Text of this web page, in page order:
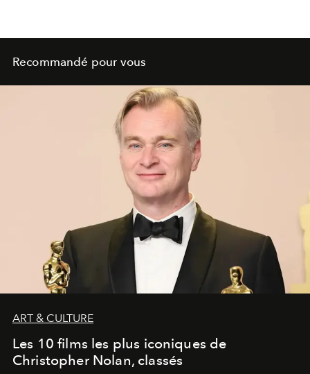
Recommandé pour vous
ART & CULTURE
Les 10 films les plus iconiques de
Christopher Nolan, classés